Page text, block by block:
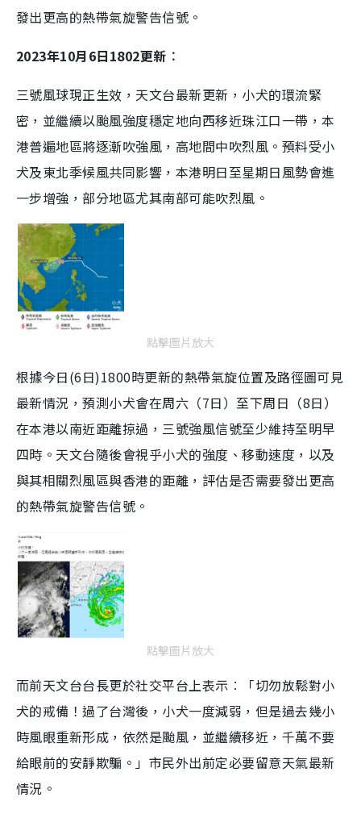
發出更高的熱帶氣旋警告信號。
2023年10月6日1802更新︰
三號風球現正生效，天文台最新更新，小犬的環流緊
密，並繼續以颱風強度穩定地向西移近珠江口一帶，本
港普遍地區將逐漸吹強風，高地間中吹烈風。預料受小
犬及東北季候風共同影響，本港明日至星期日風勢會進
一步增強，部分地區尤其南部可能吹烈風。
點擊圖片放大
根據今日(6日)1800時更新的熱帶氣旋位置及路徑圖可見
最新情況，預測小犬會在周六（7日）至下周日（8日）
在本港以南近距離掠過，三號強風信號至少維持至明早
四時。天文台隨後會視乎小犬的強度、移動速度，以及
與其相關烈風區與香港的距離，評估是否需要發出更高
的熱帶氣旋警告信號。
點擊圖片放大
而前天文台台長更於社交平台上表示︰「切勿放鬆對小
犬的戒備！過了台灣後，小犬一度減弱，但是過去幾小
時風眼重新形成，依然是颱風，並繼續移近，千萬不要
給眼前的安靜欺騙。」市民外出前定必要留意天氣最新
情況。